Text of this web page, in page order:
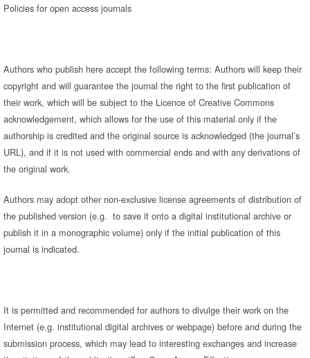
Policies for open access journals
Authors who publish here accept the following terms: Authors will keep their
copyright and will guarantee the journal the right to the first publication of
their work, which will be subject to the Licence of Creative Commons
acknowledgement, which allows for the use of this material only if the
authorship is credited and the original source is acknowledged (the journal’s
URL), and if it is not used with commercial ends and with any derivations of
the original work.
Authors may adopt other non-exclusive license agreements of distribution of
the published version (e.g. to save it onto a digital institutional archive or
publish it in a monographic volume) only if the initial publication of this
journal is indicated.
It is permitted and recommended for authors to divulge their work on the
Internet (e.g. institutional digital archives or webpage) before and during the
submission process, which may lead to interesting exchanges and increase